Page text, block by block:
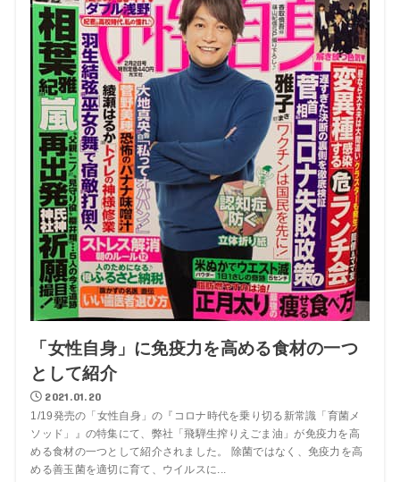
「女性自身」に免疫力を高める食材の一つ
として紹介
2021.01.20
1/19発売の「女性自身」の『コロナ時代を乗り切る新常識「育菌メ
ソッド」』の特集にて、弊社「飛騨生搾りえごま油」が免疫力を高
める食材の一つとして紹介されました。 除菌ではなく、免疫力を高
める善玉菌を適切に育て、ウイルスに...